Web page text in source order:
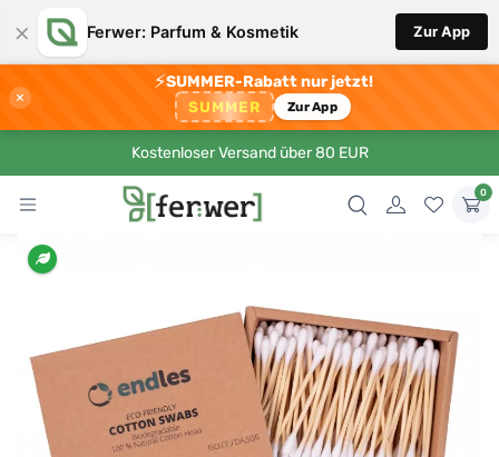
× Ferwer: Parfum & Kosmetik Zur App
×
⚡SUMMER-Rabatt nur jetzt!
SUMMER Zur App
Kostenloser Versand über 80 EUR
0